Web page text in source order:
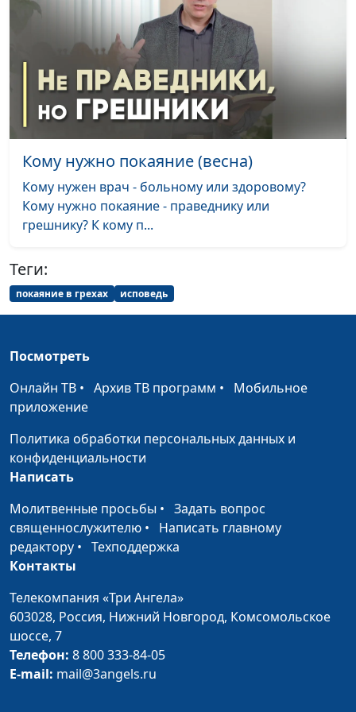
Кому нужна книга
Олег Габрусевич,
священнослужитель,
историк, богослов,
Александр Богданенков,
священнослужитель,
филолог, литературовед
проповедей Христа
— Царство
Небесное
Эдуард Егизарян,
историк, библеист
Рождество: бегство
Нужно ли
Рождество: семья
Иисуса Христа
Валерий Малышев,
Эдуард Егизарян,
Рождество:
пророчества о
Христе в Ветхом
Завете
Валерий Малышев,
Влияние книги
пророка Иезекииля
Иоанна
Падший ангел
Люцифер и царь
Тира
Валерий Малышев,
Эдуард Егизарян,
Кому нужно покаяние (весна)
Кому нужен врач - больному или здоровому?
Кому нужно покаяние - праведнику или
грешнику? К кому п...
Теги:
покаяние в грехах исповедь
Посмотреть
Онлайн ТВ • Архив ТВ программ • Мобильное
приложение
Политика обработки персональных данных и
конфиденциальности
Написать
Молитвенные просьбы • Задать вопрос
священнослужителю • Написать главному
редактору • Техподдержка
Контакты
Телекомпания «Три Ангела»
603028, Россия, Нижний Новгород, Комсомольское
шоссе, 7
Телефон: 8 800 333-84-05
E-mail: mail@3angels.ru